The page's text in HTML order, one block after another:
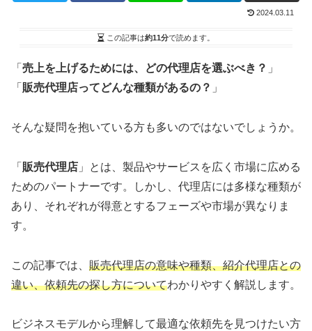
2024.03.11
この記事は約11分で読めます。
「 売上を上げるためには、どの代理店を選ぶべき？ 」
「 販売代理店ってどんな種類があるの？ 」
そんな疑問を抱いている方も多いのではないでしょうか。
「 販売代理店 」とは、製品やサービスを広く市場に広める
ためのパートナーです。しかし、代理店には多様な種類が
あり、それぞれが得意とするフェーズや市場が異なりま
す。
この記事では、 販売代理店の意味や種類、紹介代理店との
違い、依頼先の探し方についてわかりやすく解説します。
ビジネスモデルから理解して最適な依頼先を見つけたい方